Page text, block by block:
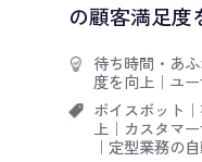
の顧客満足度
待ち時間・あ
度を向上 ｜ ユ
ボイスボット ｜
上 ｜ カスタマ
｜ 定型業務の